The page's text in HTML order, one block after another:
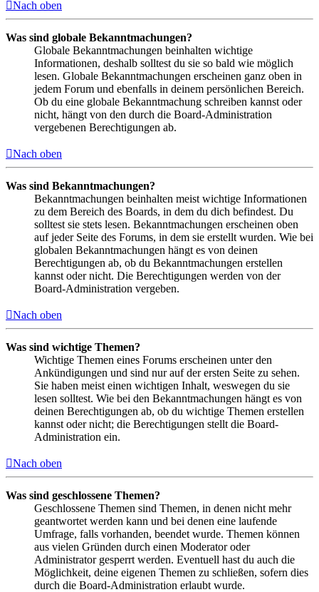
Nach oben
Was sind globale Bekanntmachungen?
Globale Bekanntmachungen beinhalten wichtige
Informationen, deshalb solltest du sie so bald wie möglich
lesen. Globale Bekanntmachungen erscheinen ganz oben in
jedem Forum und ebenfalls in deinem persönlichen Bereich.
Ob du eine globale Bekanntmachung schreiben kannst oder
nicht, hängt von den durch die Board-Administration
vergebenen Berechtigungen ab.
Nach oben
Was sind Bekanntmachungen?
Bekanntmachungen beinhalten meist wichtige Informationen
zu dem Bereich des Boards, in dem du dich befindest. Du
solltest sie stets lesen. Bekanntmachungen erscheinen oben
auf jeder Seite des Forums, in dem sie erstellt wurden. Wie bei
globalen Bekanntmachungen hängt es von deinen
Berechtigungen ab, ob du Bekanntmachungen erstellen
kannst oder nicht. Die Berechtigungen werden von der
Board-Administration vergeben.
Nach oben
Was sind wichtige Themen?
Wichtige Themen eines Forums erscheinen unter den
Ankündigungen und sind nur auf der ersten Seite zu sehen.
Sie haben meist einen wichtigen Inhalt, weswegen du sie
lesen solltest. Wie bei den Bekanntmachungen hängt es von
deinen Berechtigungen ab, ob du wichtige Themen erstellen
kannst oder nicht; die Berechtigungen stellt die Board-
Administration ein.
Nach oben
Was sind geschlossene Themen?
Geschlossene Themen sind Themen, in denen nicht mehr
geantwortet werden kann und bei denen eine laufende
Umfrage, falls vorhanden, beendet wurde. Themen können
aus vielen Gründen durch einen Moderator oder
Administrator gesperrt werden. Eventuell hast du auch die
Möglichkeit, deine eigenen Themen zu schließen, sofern dies
durch die Board-Administration erlaubt wurde.